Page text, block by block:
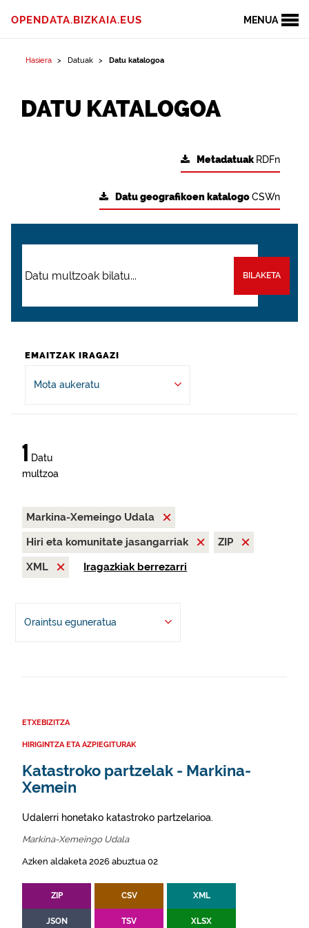
MENUA
OPENDATA.BIZKAIA.EUS
Hasiera Datuak Datu katalogoa
DATU KATALOGOA
Metadatuak RDFn
Datu geografikoen katalogoCSWn
BILAKETA
EMAITZAK IRAGAZI
Mota aukeratu
1 Datu
multzoa
Markina-Xemeingo Udala
Hiri eta komunitate jasangarriak
ZIP
XML
Iragazkiak berrezarri
Oraintsu eguneratua
ETXEBIZITZA
HIRIGINTZA ETA AZPIEGITURAK
Katastroko partzelak - Markina-
Xemein
Udalerri honetako katastroko partzelarioa.
Markina-Xemeingo Udala
Azken aldaketa 2026 abuztua 02
ZIP CSV XML
JSON TSV XLSX